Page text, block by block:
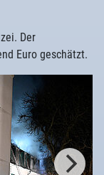
Der
Euro geschätzt.